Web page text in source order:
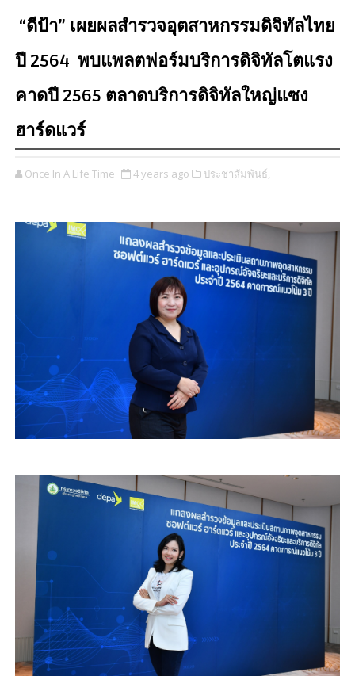
“ดีป้า” เผยผลสำรวจอุตสาหกรรมดิจิทัลไทย
ปี 2564 พบแพลตฟอร์มบริการดิจิทัลโตแรง
คาดปี 2565 ตลาดบริการดิจิทัลใหญ่แซง
ฮาร์ดแวร์
Once In A Life Time 4 years ago ประชาสัมพันธ์,